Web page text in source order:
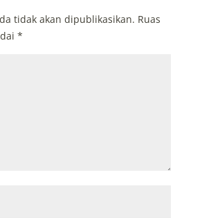
tidak akan dipublikasikan. Ruas
*